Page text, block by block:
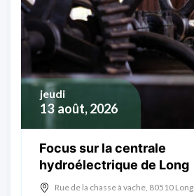
13 août, 2026
jeudi
Focus sur la centrale
hydroélectrique de Long
Rue de la chasse à vache, 80510 Long